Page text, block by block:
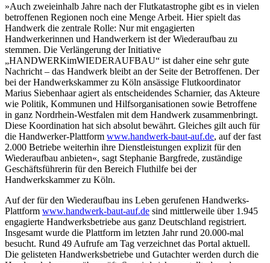
»Auch zweieinhalb Jahre nach der Flutkatastrophe gibt es in vielen
betroffenen Regionen noch eine Menge Arbeit. Hier spielt das
Handwerk die zentrale Rolle: Nur mit engagierten
Handwerkerinnen und Handwerkern ist der Wiederaufbau zu
stemmen. Die Verlängerung der Initiative
„HANDWERKimWIEDERAUFBAU“ ist daher eine sehr gute
Nachricht – das Handwerk bleibt an der Seite der Betroffenen. Der
bei der Handwerkskammer zu Köln ansässige Flutkoordinator
Marius Siebenhaar agiert als entscheidendes Scharnier, das Akteure
wie Politik, Kommunen und Hilfsorganisationen sowie Betroffene
in ganz Nordrhein-Westfalen mit dem Handwerk zusammenbringt.
Diese Koordination hat sich absolut bewährt. Gleiches gilt auch für
die Handwerker-Plattform www.handwerk-baut-auf.de, auf der fast
2.000 Betriebe weiterhin ihre Dienstleistungen explizit für den
Wiederaufbau anbieten«, sagt Stephanie Bargfrede, zuständige
Geschäftsführerin für den Bereich Fluthilfe bei der
Handwerkskammer zu Köln.
Auf der für den Wiederaufbau ins Leben gerufenen Handwerks-
Plattform www.handwerk-baut-auf.de sind mittlerweile über 1.945
engagierte Handwerksbetriebe aus ganz Deutschland registriert.
Insgesamt wurde die Plattform im letzten Jahr rund 20.000-mal
besucht. Rund 49 Aufrufe am Tag verzeichnet das Portal aktuell.
Die gelisteten Handwerksbetriebe und Gutachter werden durch die